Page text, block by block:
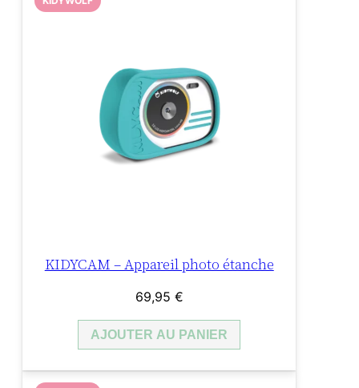
KIDYCAM – Appareil photo étanche
69,95 €
AJOUTER AU PANIER